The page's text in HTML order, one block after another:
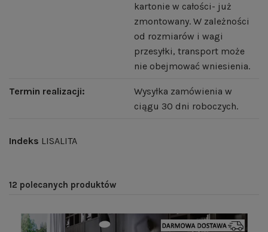
kartonie w całości- już
zmontowany. W zależności
od rozmiarów i wagi
przesyłki, transport może
nie obejmować wniesienia.
Termin realizacji:
Wysyłka zamówienia w
ciągu 30 dni roboczych.
Indeks LISALITA
12 polecanych produktów